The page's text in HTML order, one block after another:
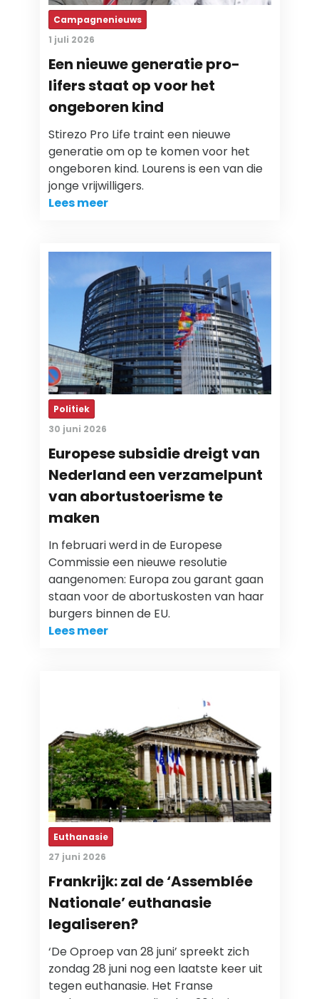
Campagnenieuws
1 juli 2026
Een nieuwe generatie pro-
lifers staat op voor het
ongeboren kind
Stirezo Pro Life traint een nieuwe
generatie om op te komen voor het
ongeboren kind. Lourens is een van die
jonge vrijwilligers.
Lees meer
Politiek
30 juni 2026
Europese subsidie dreigt van
Nederland een verzamelpunt
van abortustoerisme te
maken
In februari werd in de Europese
Commissie een nieuwe resolutie
aangenomen: Europa zou garant gaan
staan voor de abortuskosten van haar
burgers binnen de EU.
Lees meer
Euthanasie
27 juni 2026
Frankrijk: zal de ‘Assemblée
Nationale’ euthanasie
legaliseren?
‘De Oproep van 28 juni’ spreekt zich
zondag 28 juni nog een laatste keer uit
tegen euthanasie. Het Franse